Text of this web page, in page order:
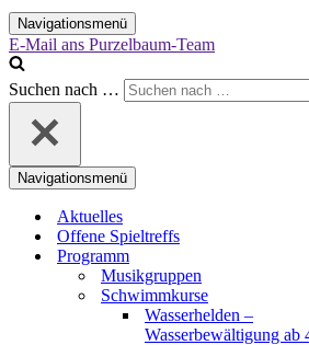
Navigationsmenü
E-Mail ans Purzelbaum-Team
Suchen nach …
Navigationsmenü
Aktuelles
Offene Spieltreffs
Programm
Musikgruppen
Schwimmkurse
Wasserhelden –
Wasserbewältigung ab